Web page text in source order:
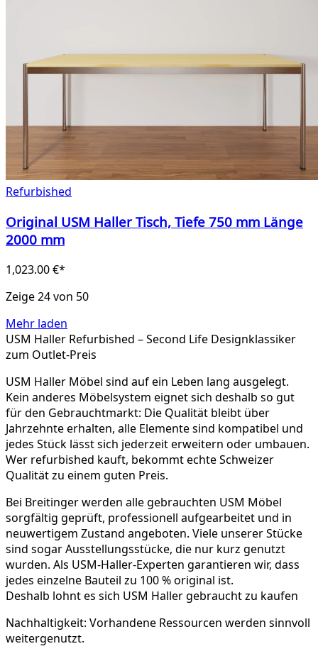
Refurbished
Original USM Haller Tisch, Tiefe 750 mm Länge
2000 mm
1,023.00 €*
Zeige 24 von 50
Mehr laden
USM Haller Refurbished – Second Life Designklassiker
zum Outlet-Preis
USM Haller Möbel sind auf ein Leben lang ausgelegt.
Kein anderes Möbelsystem eignet sich deshalb so gut
für den Gebrauchtmarkt: Die Qualität bleibt über
Jahrzehnte erhalten, alle Elemente sind kompatibel und
jedes Stück lässt sich jederzeit erweitern oder umbauen.
Wer refurbished kauft, bekommt echte Schweizer
Qualität zu einem guten Preis.
Bei Breitinger werden alle gebrauchten USM Möbel
sorgfältig geprüft, professionell aufgearbeitet und in
neuwertigem Zustand angeboten. Viele unserer Stücke
sind sogar Ausstellungsstücke, die nur kurz genutzt
wurden. Als USM-Haller-Experten garantieren wir, dass
jedes einzelne Bauteil zu 100 % original ist.
Deshalb lohnt es sich USM Haller gebraucht zu kaufen
Nachhaltigkeit: Vorhandene Ressourcen werden sinnvoll
weitergenutzt.